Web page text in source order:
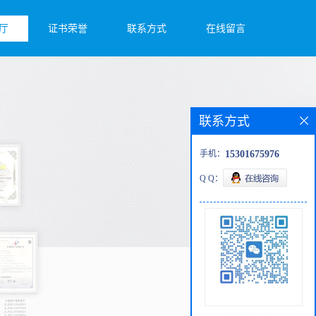
证书荣誉 联系方式 在线留言
联系方式
手机： 15301675976
Q Q：